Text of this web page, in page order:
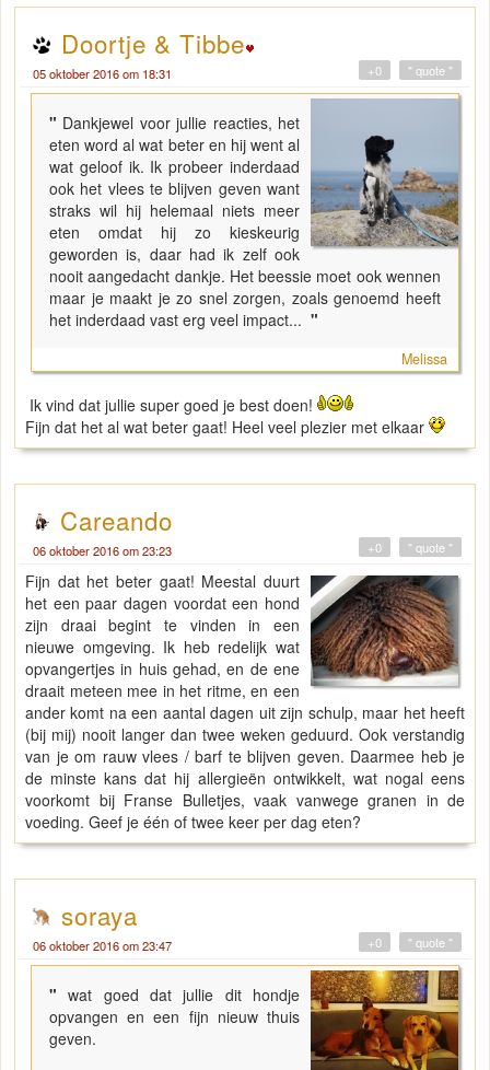
Doortje & Tibbe
05 oktober 2016 om 18:31 " quote "
+0
" Dankjewel voor jullie reacties, het
eten word al wat beter en hij went al
wat geloof ik. Ik probeer inderdaad
ook het vlees te blijven geven want
straks wil hij helemaal niets meer
eten omdat hij zo kieskeurig
geworden is, daar had ik zelf ook
nooit aangedacht dankje. Het beessie moet ook wennen
maar je maakt je zo snel zorgen, zoals genoemd heeft
het inderdaad vast erg veel impact... "
Melissa
Ik vind dat jullie super goed je best doen!
Fijn dat het al wat beter gaat! Heel veel plezier met elkaar
Careando
06 oktober 2016 om 23:23 " quote "
+0
Fijn dat het beter gaat! Meestal duurt
het een paar dagen voordat een hond
zijn draai begint te vinden in een
nieuwe omgeving. Ik heb redelijk wat
opvangertjes in huis gehad, en de ene
draait meteen mee in het ritme, en een
ander komt na een aantal dagen uit zijn schulp, maar het heeft
(bij mij) nooit langer dan twee weken geduurd. Ook verstandig
van je om rauw vlees / barf te blijven geven. Daarmee heb je
de minste kans dat hij allergieën ontwikkelt, wat nogal eens
voorkomt bij Franse Bulletjes, vaak vanwege granen in de
voeding. Geef je één of twee keer per dag eten?
soraya
06 oktober 2016 om 23:47 " quote "
+0
"wat goed dat jullie dit hondje
opvangen en een fijn nieuw thuis
geven.